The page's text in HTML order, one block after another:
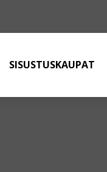
SISUSTUSKAUPAT